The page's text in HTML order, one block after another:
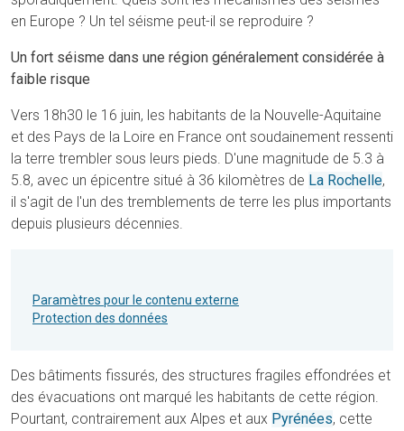
en Europe ? Un tel séisme peut-il se reproduire ?
Un fort séisme dans une région généralement considérée à
faible risque
Vers 18h30 le 16 juin, les habitants de la Nouvelle-Aquitaine
et des Pays de la Loire en France ont soudainement ressenti
la terre trembler sous leurs pieds. D'une magnitude de 5.3 à
5.8, avec un épicentre situé à 36 kilomètres de La Rochelle,
il s'agit de l'un des tremblements de terre les plus importants
depuis plusieurs décennies.
Paramètres pour le contenu externe
Protection des données
Des bâtiments fissurés, des structures fragiles effondrées et
des évacuations ont marqué les habitants de cette région.
Pourtant, contrairement aux Alpes et aux Pyrénées, cette